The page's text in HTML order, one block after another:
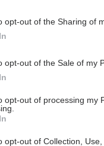
opt-out of the Sharing of
opt-out of the Sale of my
opt-out of processing my
opt-out of Collection,
Journal and
Riccardo
Italy για την
Csilla Mezosi,
(ESPA) για τις
Todd, CEO,
CEO and co-